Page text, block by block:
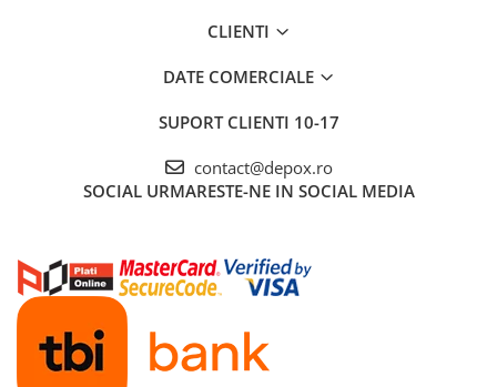
CLIENTI
DATE COMERCIALE
SUPORT CLIENTI 10-17
contact@depox.ro
SOCIAL URMARESTE-NE IN SOCIAL MEDIA